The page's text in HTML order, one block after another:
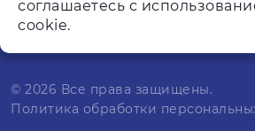
© 2026 Все права защищены.
Политика обработки
соглашаетесь с
cookie.